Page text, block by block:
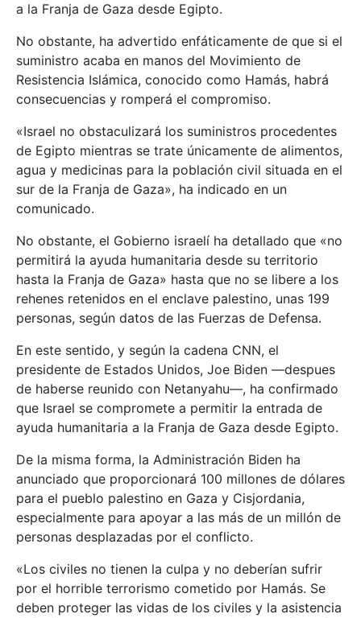
a la Franja de Gaza desde Egipto.
No obstante, ha advertido enfáticamente de que si el
suministro acaba en manos del Movimiento de
Resistencia Islámica, conocido como Hamás, habrá
consecuencias y romperá el compromiso.
«Israel no obstaculizará los suministros procedentes
de Egipto mientras se trate únicamente de alimentos,
agua y medicinas para la población civil situada en el
sur de la Franja de Gaza», ha indicado en un
comunicado.
No obstante, el Gobierno israelí ha detallado que «no
permitirá la ayuda humanitaria desde su territorio
hasta la Franja de Gaza» hasta que no se libere a los
rehenes retenidos en el enclave palestino, unas 199
personas, según datos de las Fuerzas de Defensa.
En este sentido, y según la cadena CNN, el
presidente de Estados Unidos, Joe Biden —despues
de haberse reunido con Netanyahu—, ha confirmado
que Israel se compromete a permitir la entrada de
ayuda humanitaria a la Franja de Gaza desde Egipto.
De la misma forma, la Administración Biden ha
anunciado que proporcionará 100 millones de dólares
para el pueblo palestino en Gaza y Cisjordania,
especialmente para apoyar a las más de un millón de
personas desplazadas por el conflicto.
«Los civiles no tienen la culpa y no deberían sufrir
por el horrible terrorismo cometido por Hamás. Se
deben proteger las vidas de los civiles y la asistencia